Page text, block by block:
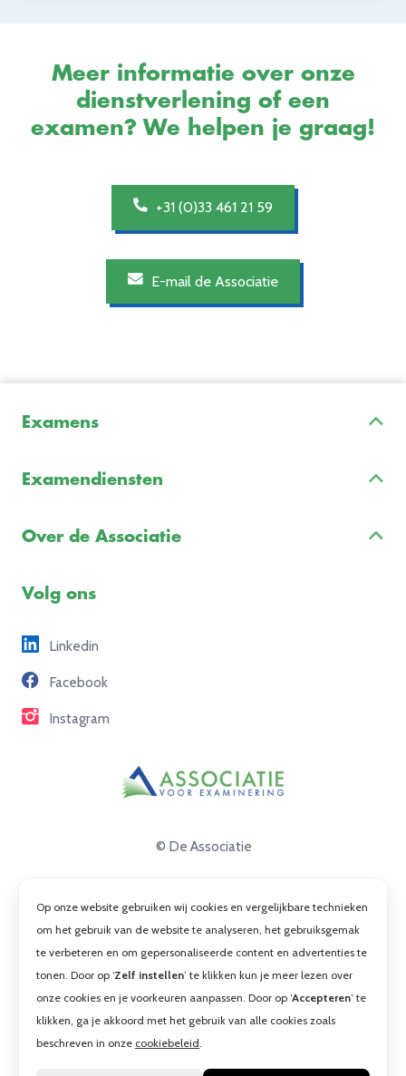
Meer informatie over onze
dienstverlening of een
examen? We helpen je graag!
+31 (0)33 461 21 59
E-mail de Associatie
Examens
Examenreglement
Examendiensten
Over de Associatie
Freelance opdrachten
Partners
Contact
Volg ons
Linkedin
Facebook
Instagram
© De Associatie
Cookies
Algemene voorwaarden
Op onze website gebruiken wij cookies en vergelijkbare technieken
om het gebruik van de website te analyseren, het gebruiksgemak
te verbeteren en om gepersonaliseerde content en advertenties te
tonen. Door op ‘Zelf instellen’ te klikken kun je meer lezen over
onze cookies en je voorkeuren aanpassen. Door op ‘Accepteren’ te
klikken, ga je akkoord met het gebruik van alle cookies zoals
beschreven in onze cookiebeleid.